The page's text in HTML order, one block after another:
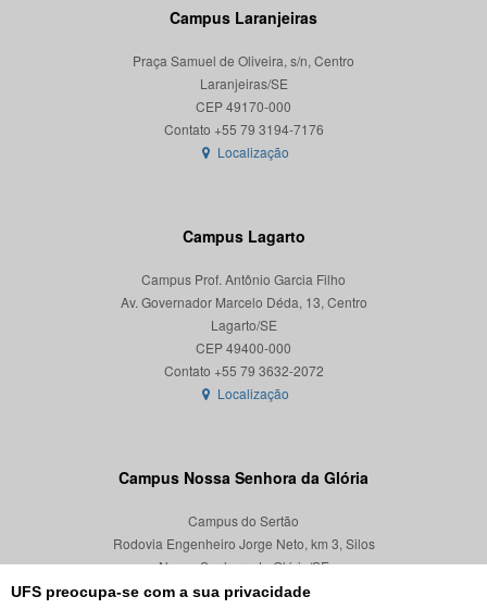
UFS preocupa-se com a sua privacidade
Campus Laranjeiras
Praça Samuel de Oliveira, s/n, Centro
Laranjeiras/SE
CEP 49170-000
Localização
Campus Lagarto
Campus Prof. Antônio Garcia Filho
Av. Governador Marcelo Déda, 13, Centro
Lagarto/SE
CEP 49400-000
Localização
Campus Nossa Senhora da Glória
Campus do Sertão
Rodovia Engenheiro Jorge Neto, km 3, Silos
Nossa Senhora da Glória/SE
CEP 49680-000